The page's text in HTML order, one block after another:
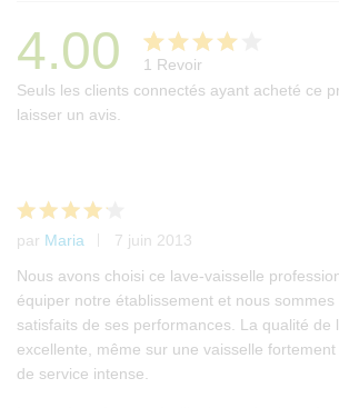
4.00
Noté
client
1 Revoir
Seuls les clients connectés ayant acheté ce
laisser un avis.
Note4
sur 5
par Maria
7 juin 2013
Nous avons choisi ce lave-vaisselle
équiper notre établissement et nous
satisfaits de ses performances. La qualité de
excellente, même sur une vaisselle
de service intense.